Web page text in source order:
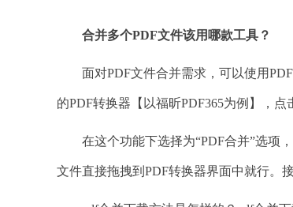
合并多个PDF文件该用哪款工具？
面对PDF文件合并需求，可以使用PDF
的PDF转换器【以福昕PDF365为例】，点
在这个功能下选择为“PDF合并”选项，
文件直接拖拽到PDF转换器界面中就行。